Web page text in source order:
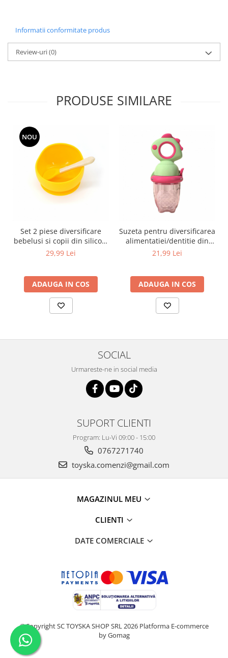
Informatii conformitate produs
Review-uri(0)
PRODUSE SIMILARE
NOU
Set 2 piese diversificare
bebelusi si copii din silicon,
bol cu ventuza, lingurita din
29,99 Lei
ADAUGA IN COS
Suzeta pentru diversificarea
alimentatiei/dentitie din
silicon pentru fructe si
21,99 Lei
ADAUGA IN COS
SOCIAL
Urmareste-ne in social media
SUPORT CLIENTI
Program: Lu-Vi 09:00 - 15:00
0767271740
toyska.comenzi@gmail.com
MAGAZINUL MEU
CLIENTI
DATE COMERCIALE
©Copyright SC TOYSKA SHOP SRL 2026 Platforma E-commerce
by Gomag